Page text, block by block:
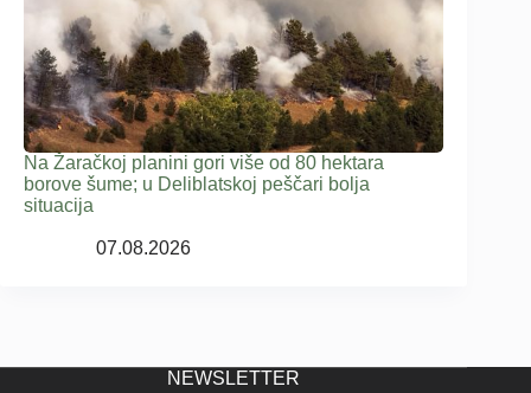
Na Žaračkoj planini gori više od 80 hektara
borove šume; u Deliblatskoj peščari bolja
situacija
07.08.2026
NEWSLETTER